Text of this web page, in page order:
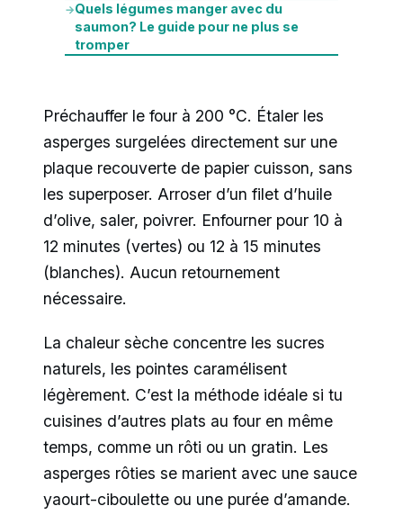
→Quels légumes manger avec du
saumon? Le guide pour ne plus se
tromper
Préchauffer le four à 200 °C. Étaler les
asperges surgelées directement sur une
plaque recouverte de papier cuisson, sans
les superposer. Arroser d’un filet d’huile
d’olive, saler, poivrer. Enfourner pour 10 à
12 minutes (vertes) ou 12 à 15 minutes
(blanches). Aucun retournement
nécessaire.
La chaleur sèche concentre les sucres
naturels, les pointes caramélisent
légèrement. C’est la méthode idéale si tu
cuisines d’autres plats au four en même
temps, comme un rôti ou un gratin. Les
asperges rôties se marient avec une sauce
yaourt-ciboulette ou une purée d’amande.